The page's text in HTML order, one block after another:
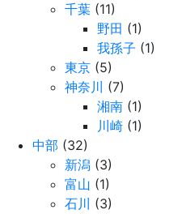
千葉 (11)
野田 (1)
我孫子 (1)
東京 (5)
神奈川 (7)
湘南 (1)
川崎 (1)
中部 (32)
新潟 (3)
富山 (1)
石川 (3)